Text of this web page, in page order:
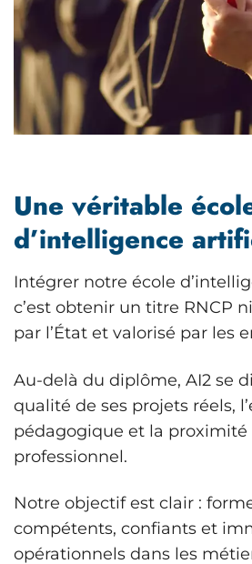
Une véritable
d’intelligence
Intégrer notre école
c’est obtenir un titre RNCP
par l’État et valorisé par les
Au-delà du diplôme, AI2 se
qualité de ses projets réels,
pédagogique et la proximité
professionnel.
Notre objectif est clair :
compétents, confiants et
opérationnels dans les